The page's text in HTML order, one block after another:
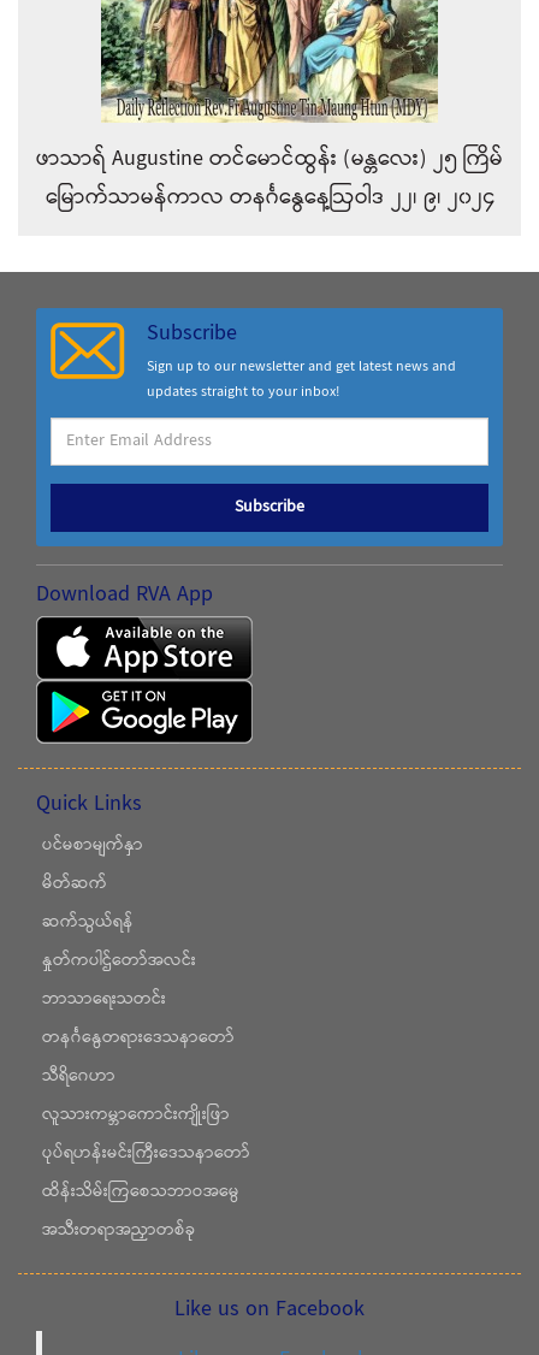
ဖာသာရ် Augustine တင်မောင်ထွန်း (မန္တလေး) ၂၅ ကြိမ်
မြောက်သာမန်ကာလ တနင်္ဂနွေနေ့ဩဝါဒ ၂၂၊ ၉၊ ၂၀၂၄
Subscribe
Sign up to our newsletter and get latest news and
updates straight to your inbox!
Subscribe
Download RVA App
Quick Links
ပင်မစာမျက်နှာ
မိတ်ဆက်
ဆက်သွယ်ရန်
နှုတ်ကပါဌ်တော်အလင်း
ဘာသာရေးသတင်း
တနင်္ဂနွေတရားဒေသနာတော်
သီရိဂေဟာ
လူသားကမ္ဘာကောင်းကျိုးဖြာ
ပုပ်ရဟန်းမင်းကြီးဒေသနာတော်
ထိန်းသိမ်းကြစေသဘာဝအမွေ
အသီးတရာအညှာတစ်ခု
Like us on Facebook